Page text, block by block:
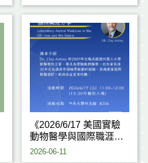
《2026/6/17 美國實驗
動物醫學與國際職涯分
享》
2026-06-11